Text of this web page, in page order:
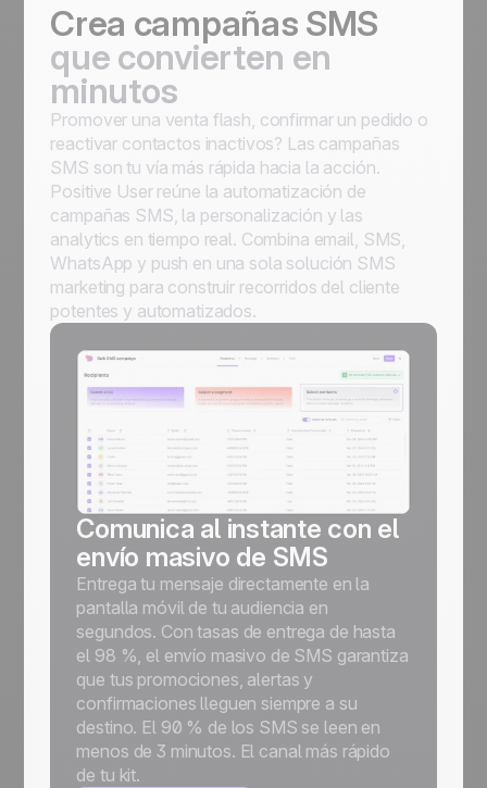
Crea campañas SMS
que convierten en
minutos
Promover una venta flash, confirmar un pedido o
reactivar contactos inactivos? Las campañas
SMS son tu vía más rápida hacia la acción.
Positive User reúne la automatización de
campañas SMS, la personalización y las
analytics en tiempo real. Combina email, SMS,
WhatsApp y push en una sola solución SMS
marketing para construir recorridos del cliente
potentes y automatizados.
Comunica al instante con el
envío masivo de SMS
Entrega tu mensaje directamente en la
pantalla móvil de tu audiencia en
segundos. Con tasas de entrega de hasta
el 98 %, el envío masivo de SMS garantiza
que tus promociones, alertas y
confirmaciones lleguen siempre a su
destino. El 90 % de los SMS se leen en
menos de 3 minutos. El canal más rápido
de tu kit.